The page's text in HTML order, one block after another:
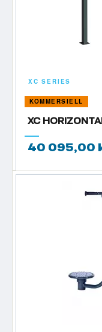
XC SERIES
KOMMERSIELL
XC
40 095,00